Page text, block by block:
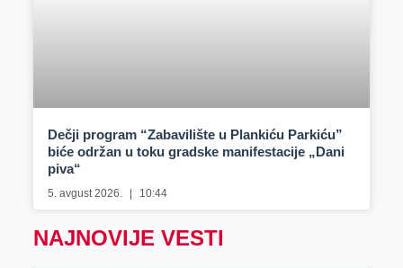
Dečji program “Zabavilište u Plankiću Parkiću”
biće održan u toku gradske manifestacije „Dani
piva“
5. avgust 2026. 10:44
NAJNOVIJE VESTI